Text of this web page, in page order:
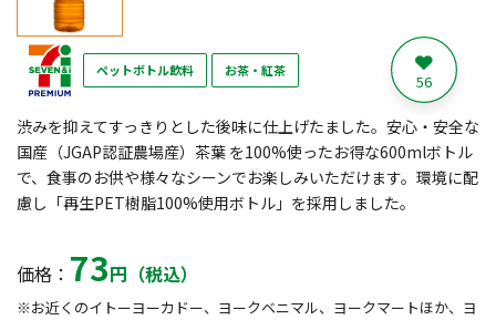
ペットボトル飲料 お茶・紅茶 56
渋みを抑えてすっきりとした後味に仕上げたました。安心・安全な
国産（JGAP認証農場産）茶葉 を100%使ったお得な600mlボトル
で、食事のお供や様々なシーンでお楽しみいただけます。環境に配
慮し「再生PET樹脂100%使用ボトル」を採用しました。
価格： 73円（税込）
※お近くのイトーヨーカドー、ヨークベニマル、ヨークマートほか、ヨ